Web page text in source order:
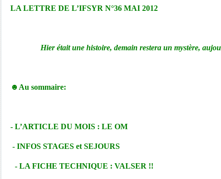
LA LETTRE DE L’IFSYR N°36 MAI 2012
Hier était une histoire, demain restera un mystère,
☻Au sommaire:
- L’ARTICLE DU MOIS : LE OM
- INFOS STAGES et SEJOURS
- LA FICHE TECHNIQUE : VALSER !!